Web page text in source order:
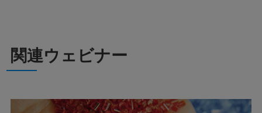
関連ウェビナー